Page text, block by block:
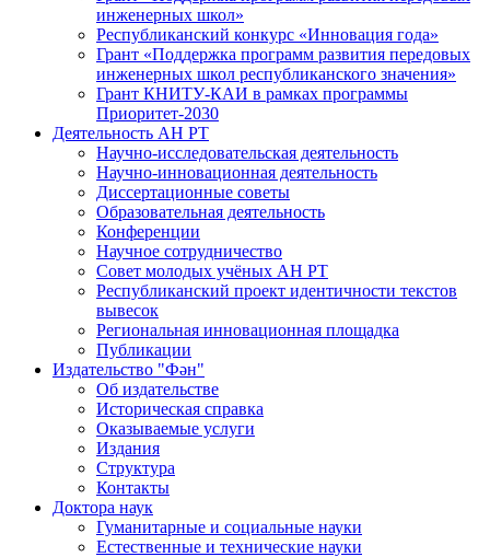
инженерных школ»
Республиканский конкурс «Инновация года»
Грант «Поддержка программ развития передовых
инженерных школ республиканского значения»
Грант КНИТУ-КАИ в рамках программы
Приоритет-2030
Деятельность АН РТ
Научно-исследовательская деятельность
Научно-инновационная деятельность
Диссертационные советы
Образовательная деятельность
Конференции
Научное сотрудничество
Совет молодых учёных АН РТ
Республиканский проект идентичности текстов
вывесок
Региональная инновационная площадка
Публикации
Издательство "Фән"
Об издательстве
Историческая справка
Оказываемые услуги
Издания
Структура
Контакты
Доктора наук
Гуманитарные и социальные науки
Естественные и технические науки